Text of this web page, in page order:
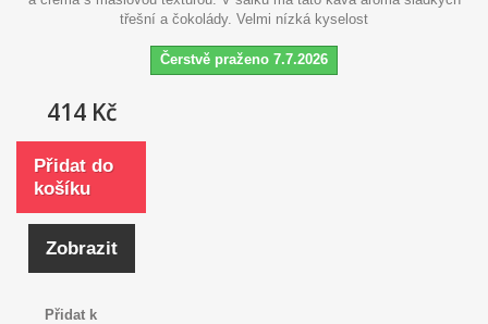
třešní a čokolády. Velmi nízká kyselost
Čerstvě praženo 7.7.2026
414 Kč
Přidat do
košíku
Zobrazit
Přidat k